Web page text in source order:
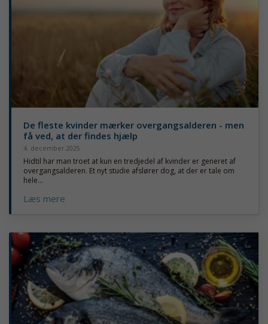
De fleste kvinder mærker overgangsalderen - men
få ved, at der findes hjælp
4. december 2025
Hidtil har man troet at kun en tredjedel af kvinder er generet af
overgangsalderen. Et nyt studie afslører dog, at der er tale om
hele...
Læs mere